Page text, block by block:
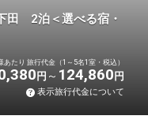
田 2泊＜選べる宿・
あたり 旅行代金（1～5名1室・税込）
円 124,860 円
表示旅行代金について